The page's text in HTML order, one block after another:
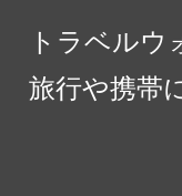
トラベルウ
旅行や携帯